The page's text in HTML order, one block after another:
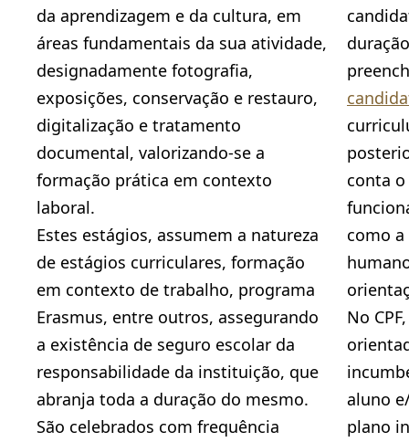
da aprendizagem e da cultura, em
áreas fundamentais da sua atividade,
designadamente fotografia,
exposições, conservação e restauro,
digitalização e tratamento
documental, valorizando-se a
formação prática em contexto
laboral.
Estes estágios, assumem a natureza
de estágios curriculares, formação
em contexto de trabalho, programa
Erasmus, entre outros, assegurando
a existência de seguro escolar da
responsabilidade da instituição, que
abranja toda a duração do mesmo.
São celebrados com frequência
conta
como
No
aluno
plano